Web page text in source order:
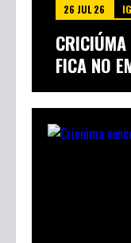
26 JUL 26
FICA NO